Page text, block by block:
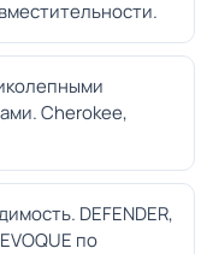
Cherokee,
DEFENDER,
по